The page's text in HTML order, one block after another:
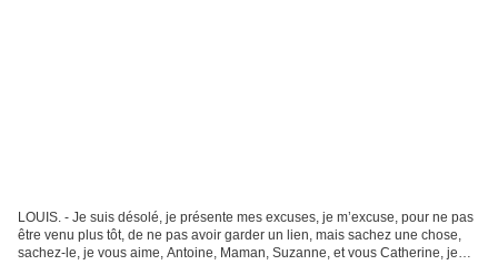
LOUIS. - Je suis désolé, je présente mes excuses, je m’excuse, pour ne pas
être venu plus tôt, de ne pas avoir garder un lien, mais sachez une chose,
sachez-le, je vous aime, Antoine, Maman, Suzanne, et vous Catherine, je